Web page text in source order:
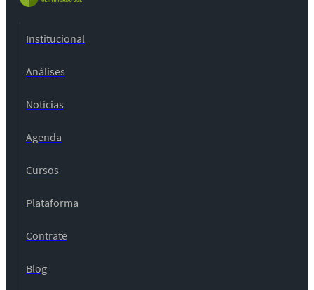
Institucional
Análises
Notícias
Agenda
Cursos
Plataforma
Contrate
Blog